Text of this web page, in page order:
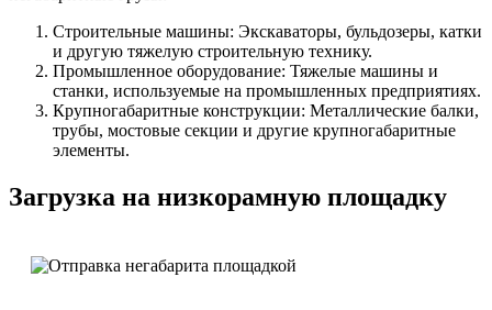
Строительные машины: Экскаваторы, бульдозеры, катки
и другую тяжелую строительную технику.
Промышленное оборудование: Тяжелые машины и
станки, используемые на промышленных предприятиях.
Крупногабаритные конструкции: Металлические балки,
трубы, мостовые секции и другие крупногабаритные
элементы.
Загрузка на низкорамную площадку